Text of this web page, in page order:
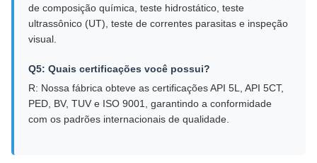
de composição química, teste hidrostático, teste
ultrassônico (UT), teste de correntes parasitas e inspeção
visual.
Q5: Quais certificações você possui?
R: Nossa fábrica obteve as certificações API 5L, API 5CT,
PED, BV, TUV e ISO 9001, garantindo a conformidade
com os padrões internacionais de qualidade.